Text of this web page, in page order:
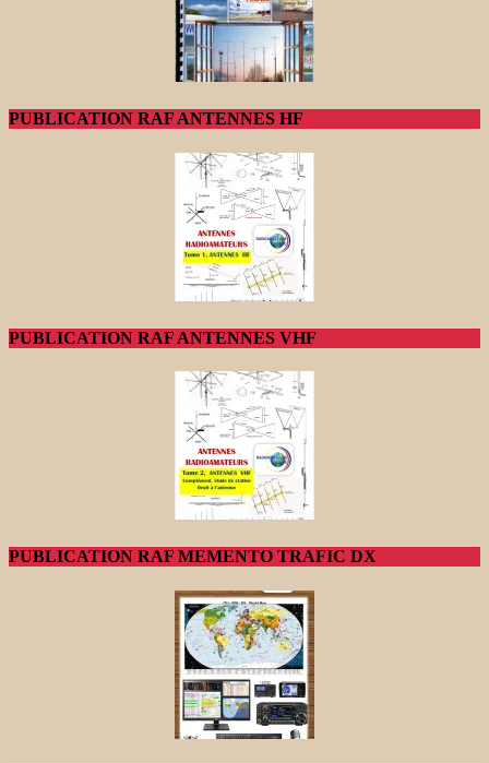
PUBLICATION RAF ANTENNES HF
PUBLICATION RAF ANTENNES VHF
PUBLICATION RAF MEMENTO TRAFIC DX